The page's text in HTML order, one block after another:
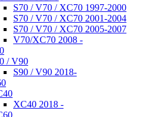
S70 / V70 / XC70 1997-2000
S70 / V70 / XC70 2001-2004
S70 / V70 / XC70 2005-2007
V70/XC70 2008 -
/ V90
S90 / V90 2018-
XC40 2018 -